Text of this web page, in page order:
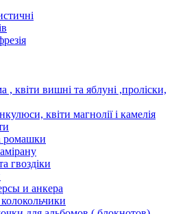
, квіти вишні та яблуні ,проліски,
квіти магнолії і камелія
ромашки
гвоздіки
и анкера